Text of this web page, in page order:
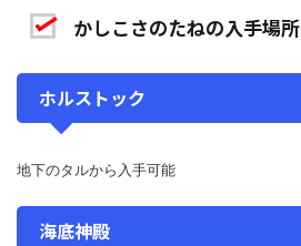
かしこさのたねの入手場所
ホルストック
地下のタルから入手可能
海底神殿